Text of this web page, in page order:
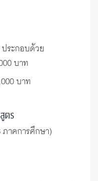
ระกอบด้วย
บาท
บาท
ตร
ภาคการศึกษา)